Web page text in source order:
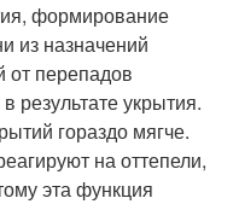
формирование
из назначений
от перепадов
результате укрытия.
гораздо мягче.
на оттепели,
эта функция